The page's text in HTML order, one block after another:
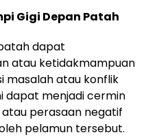
Gigi Depan Patah
dapat
atau ketidakmampuan
masalah atau konflik
dapat menjadi cermin
perasaan negatif
pelamun tersebut.